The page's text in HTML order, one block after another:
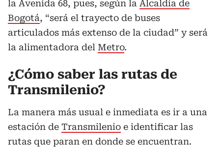
la Avenida 68, pues, según la Alcaldía de
Bogotá, “será el trayecto de buses
articulados más extenso de la ciudad” y será
la alimentadora del Metro.
¿Cómo saber las rutas de
Transmilenio?
La manera más usual e inmediata es ir a una
estación de Transmilenio e identificar las
rutas que paran en donde se encuentran.